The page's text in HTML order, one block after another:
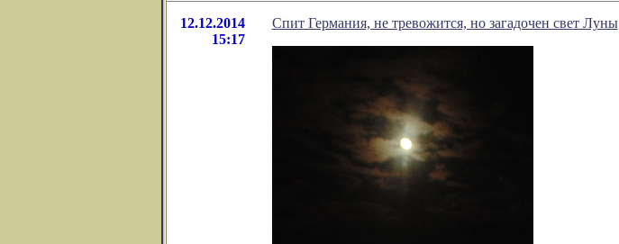
12.12.2014
15:17
Спит Германия, не тревожится, но загадочен свет Луны